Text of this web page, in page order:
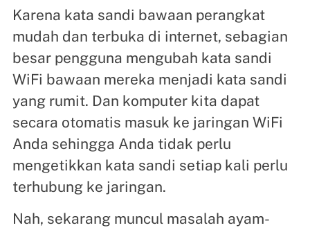
Karena kata sandi bawaan perangkat
mudah dan terbuka di internet, sebagian
besar pengguna mengubah kata sandi
WiFi bawaan mereka menjadi kata sandi
yang rumit. Dan komputer kita dapat
secara otomatis masuk ke jaringan WiFi
Anda sehingga Anda tidak perlu
mengetikkan kata sandi setiap kali perlu
terhubung ke jaringan.
Nah, sekarang muncul masalah ayam-